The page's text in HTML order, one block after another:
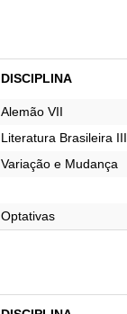
DISCIPLINA
Alemão VII
Literatura Brasileira III
Variação e Mudança
Optativas